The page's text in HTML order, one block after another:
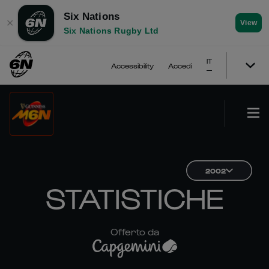
✕
Six Nations
Six Nations Rugby Ltd
View
Accessibility Accedi
IT
2002
STATISTICHE
Offerto da